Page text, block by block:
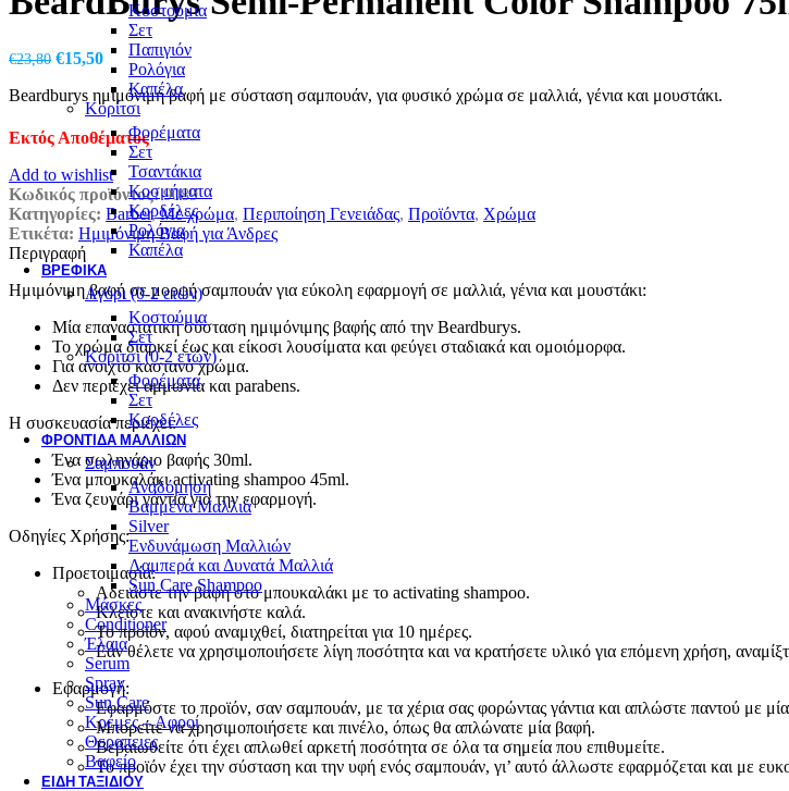
Κοστούμια
Σετ
Παπιγιόν
Ρολόγια
Καπέλα
Κορίτσι
Φορέματα
Σετ
Τσαντάκια
Κοσμήματα
Κορδέλες
Ρολόγια
Καπέλα
ΒΡΕΦΙΚΆ
Αγόρι (0-2 ετών)
Κοστούμια
Σετ
Κορίτσι (0-2 ετών)
Φορέματα
Σετ
Κορδέλες
ΦΡΟΝΤΙΔΑ ΜΑΛΛΙΩΝ
Σαμπουάν
Αναδόμηση
Βαμμένα Μαλλιά
Silver
Ενδυνάμωση Μαλλιών
Λαμπερά και Δυνατά Μαλλιά
Sun Care Shampoo
Μάσκες
Conditioner
Έλαια
Serum
Spray
Sun Care
Κρέμες – Αφροί
Θεραπειες
Βαφείο
ΕΊΔΗ ΤΑΞΙΔΙΟΎ
€23,80 Original
was:
€23,80.
€15,50Η
τρέχουσα
τιμή
είναι:
€15,50.
Beardburys ημιμόνιμη βαφή με σύσταση σαμπουάν, για φυσικό χρώμα σε μαλλιά, γένια και μουστάκι.
Εκτός Αποθέματος
Add to wishlist
Κωδικός προϊόντος:9089
Κατηγορίες: Barber, Με χρώμα, Περιποίηση Γενειάδας, Προϊόντα, Χρώμα
Ετικέτα: Ημιμόνιμη Βαφή για Άνδρες
Περιγραφή
Ημιμόνιμη βαφή σε μορφή σαμπουάν για εύκολη εφαρμογή σε μαλλιά, γένια και μουστάκι:
Μία επαναστατική σύσταση ημιμόνιμης βαφής από την Beardburys.
Το χρώμα διαρκεί έως και είκοσι λουσίματα και φεύγει σταδιακά και ομοιόμορφα.
Για ανοιχτό καστανό χρώμα.
Δεν περιέχει αμμωνία και parabens.
Η συσκευασία περιέχει:
Ένα σωληνάριο βαφής 30ml.
Ένα μπουκαλάκι activating shampoo 45ml.
Ένα ζευγάρι γάντια για την εφαρμογή.
Οδηγίες Χρήσης:
Προετοιμασία:
Αδειάστε την βαφή στο μπουκαλάκι με το activating shampoο.
Κλείστε και ανακινήστε καλά.
Το προϊόν, αφού αναμιχθεί, διατηρείται για 10 ημέρες.
Εάν θέλετε να χρησιμοποιήσετε λίγη ποσότητα και να κρατήσετε υλικό για επόμενη χρήση,
Εφαρμογή:
Εφαρμόστε το προϊόν, σαν σαμπουάν, με τα χέρια σας φορώντας γάντια και απλώστε παντού με
Μπορείτε να χρησιμοποιήσετε και πινέλο, όπως θα απλώνατε μία βαφή.
Βεβαιωθείτε ότι έχει απλωθεί αρκετή ποσότητα σε όλα τα σημεία που επιθυμείτε.
Το προϊόν έχει την σύσταση και την υφή ενός σαμπουάν, γι’ αυτό άλλωστε εφαρμόζεται και με